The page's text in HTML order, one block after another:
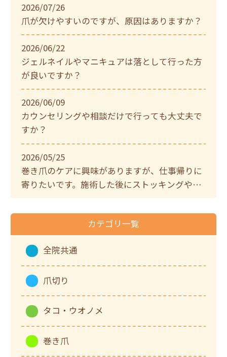
2026/07/26
爪が欠けやすいのですが、原因はありますか？
2026/06/22
ジェルネイルやマニキュアは落として行った方
が良いですか？
2026/06/09
カウンセリングや相談だけで行っても大丈夫で
すか？
2026/05/25
巻き爪のケアに興味がありますが、仕事帰りに
寄りたいです。施術した後にストッキングやパ
ンプスを履いて帰ることはできますか？当日お
風呂に入っても大丈夫？
カテゴリ一覧
全院共通
爪切り
タコ・ウオノメ
巻き爪